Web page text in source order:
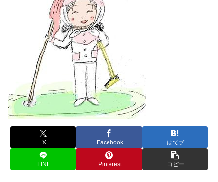
X Facebook はてブ
LINE Pinterest コピー